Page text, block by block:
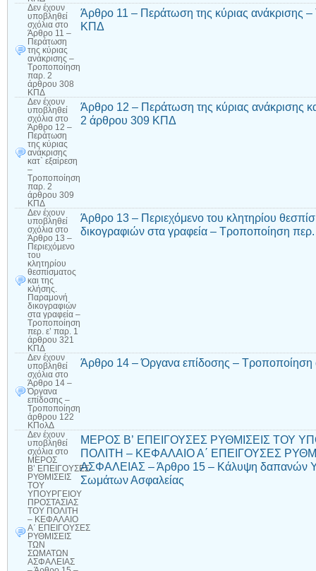
Δεν έχουν
υποβληθεί
σχόλια στο
Άρθρο 11 –
Περάτωση
της κύριας
ανάκρισης –
Τροποποίηση
παρ. 2
άρθρου 308
ΚΠΔ
Άρθρο 11 – Περάτωση της κύριας ανάκρισης
ΚΠΔ
Δεν έχουν
υποβληθεί
σχόλια στο
Άρθρο 12 –
Περάτωση
της κύριας
ανάκρισης
κατ` εξαίρεση
–
Τροποποίηση
παρ. 2
άρθρου 309
ΚΠΔ
Άρθρο 12 – Περάτωση της κύριας ανάκρισης
2 άρθρου 309 ΚΠΔ
Δεν έχουν
υποβληθεί
σχόλια στο
Άρθρο 13 –
Περιεχόμενο
του
κλητηρίου
θεσπίσματος
και της
κλήσης.
Παραμονή
δικογραφιών
στα γραφεία –
Τροποποίηση
περ. ε’ παρ. 1
άρθρου 321
ΚΠΔ
Άρθρο 13 – Περιεχόμενο του κλητηρίου
δικογραφιών στα γραφεία – Τροποποίηση
Δεν έχουν
υποβληθεί
σχόλια στο
Άρθρο 14 –
Όργανα
επίδοσης –
Τροποποίηση
άρθρου 122
ΚΠολΔ
Άρθρο 14 – Όργανα επίδοσης –
Δεν έχουν
υποβληθεί
σχόλια στο
ΜΕΡΟΣ
Β’ ΕΠΕΙΓΟΥΣΕΣ
ΡΥΘΜΙΣΕΙΣ
ΤΟΥ
ΥΠΟΥΡΓΕΙΟΥ
ΠΡΟΣΤΑΣΙΑΣ
ΤΟΥ ΠΟΛΙΤΗ
– ΚΕΦΑΛΑΙΟ
Α΄ ΕΠΕΙΓΟΥΣΕΣ
ΡΥΘΜΙΣΕΙΣ
ΤΩΝ
ΣΩΜΑΤΩΝ
ΑΣΦΑΛΕΙΑΣ
ΜΕΡΟΣ Β’ ΕΠΕΙΓΟΥΣΕΣ ΡΥΘΜΙΣΕΙΣ ΤΟΥ
ΠΟΛΙΤΗ – ΚΕΦΑΛΑΙΟ Α΄ ΕΠΕΙΓΟΥΣΕΣ
ΑΣΦΑΛΕΙΑΣ – Άρθρο 15 – Κάλυψη δαπανών
Σωμάτων Ασφαλείας